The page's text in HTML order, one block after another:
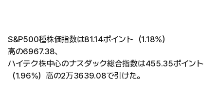
S&P500種株価指数は81.14ポイント（1.18%）
高の6967.38、
ハイテク株中心のナスダック総合指数は455.35ポイント
（1.96%）高の2万3639.08で引けた。